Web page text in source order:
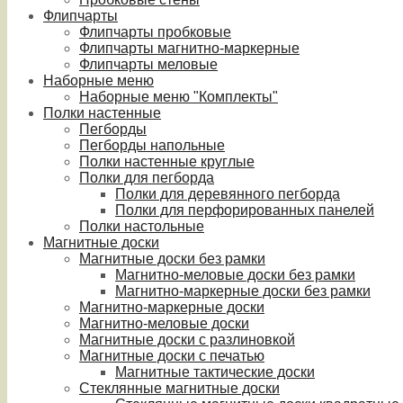
Флипчарты
Флипчарты пробковые
Флипчарты магнитно-маркерные
Флипчарты меловые
Наборные меню
Наборные меню "Комплекты"
Полки настенные
Пегборды
Пегборды напольные
Полки настенные круглые
Полки для пегборда
Полки для деревянного пегборда
Полки для перфорированных панелей
Полки настольные
Магнитные доски
Магнитные доски без рамки
Магнитно-меловые доски без рамки
Магнитно-маркерные доски без рамки
Магнитно-маркерные доски
Магнитно-меловые доски
Магнитные доски с разлиновкой
Магнитные доски с печатью
Магнитные тактические доски
Стеклянные магнитные доски